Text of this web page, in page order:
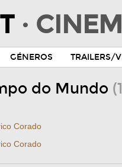
·
GÉNEROS TRAILERS/
do Mundo
Corado
Corado